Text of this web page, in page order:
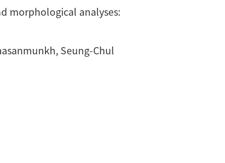
morphological analyses:
Seung-Chul